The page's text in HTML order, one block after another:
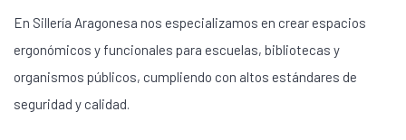
En Sillería Aragonesa nos especializamos en crear espacios
ergonómicos y funcionales para escuelas, bibliotecas y
organismos públicos, cumpliendo con altos estándares de
seguridad y calidad.